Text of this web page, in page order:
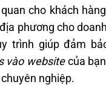
cho khách
phương cho
trình giúp đảm
vào websitecủa
nghiệp.